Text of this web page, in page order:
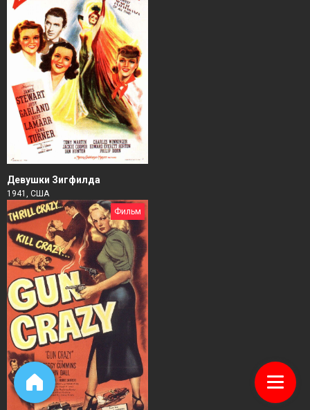
Девушки Зигфилда
1941, США
Фильм